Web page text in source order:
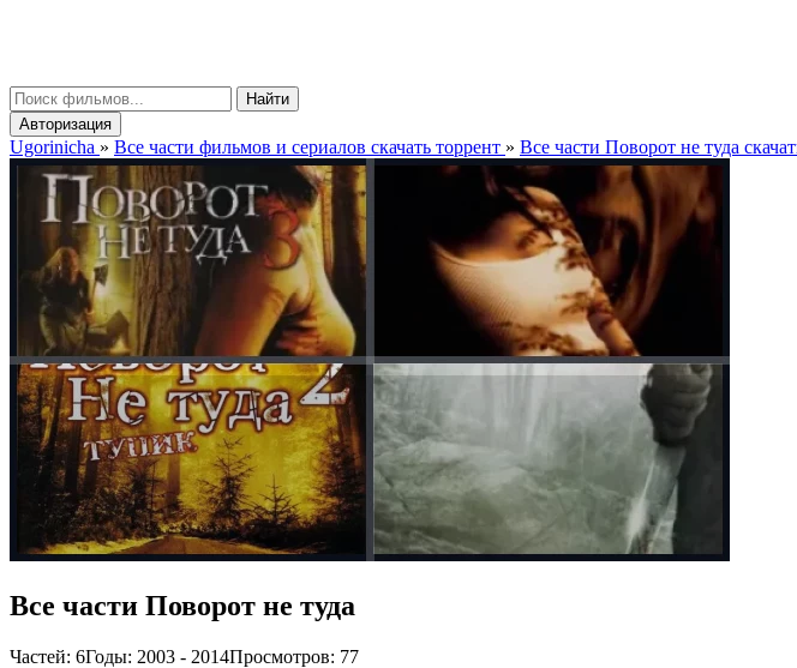
Найти
Авторизация
Ugorinicha » Все части фильмов и сериалов скачать торрент » Все части Поворот не туда
Все части Поворот не туда
Частей: 6Годы: 2003 - 2014Просмотров: 77